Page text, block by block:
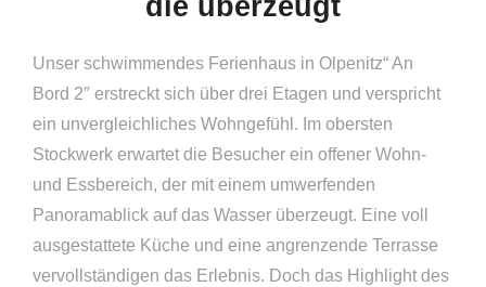
Unser schwimmendes Ferienhaus in Olpenitz“ An
Bord 2″ erstreckt sich über drei Etagen und verspricht
ein unvergleichliches Wohngefühl. Im obersten
Stockwerk erwartet die Besucher ein offener Wohn-
und Essbereich, der mit einem umwerfenden
Panoramablick auf das Wasser überzeugt. Eine voll
ausgestattete Küche und eine angrenzende Terrasse
vervollständigen das Erlebnis. Doch das Highlight des